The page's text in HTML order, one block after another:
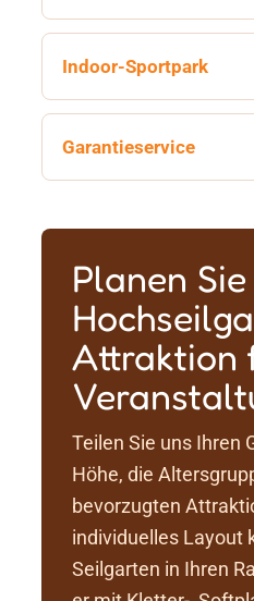
Indoor-Sportpark
Garantieservice
Planen
Attraktion
Teilen Sie uns Ihren
Höhe, die
bevorzugten
individuelles Layout
Seilgarten in Ihren